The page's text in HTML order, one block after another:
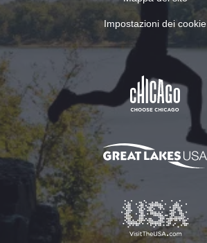
Impostazioni dei cookie